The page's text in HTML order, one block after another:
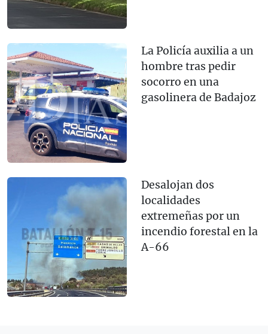
La Policía auxilia a un
hombre tras pedir
socorro en una
gasolinera de Badajoz
Desalojan dos
localidades
extremeñas por un
incendio forestal en la
A-66